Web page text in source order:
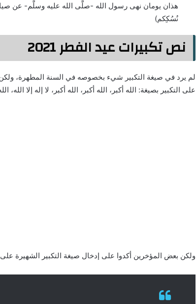
هذان يومان نهى رسول الله -صلَّى الله عليه وسلَّم- عن
نُسُكِكم)
نص تكبيرات عيد الفطر 2021
لم يرد في صيغة التكبير شيء بخصوصه في السنة المطهرة،
على التكبير بصيغة: الله أكبر، الله أكبر، الله أكبر، لا إله إلا الله،
ولكن بعض المؤخرين أكدوا على إدخال صيغة التكبير الشهيرة على